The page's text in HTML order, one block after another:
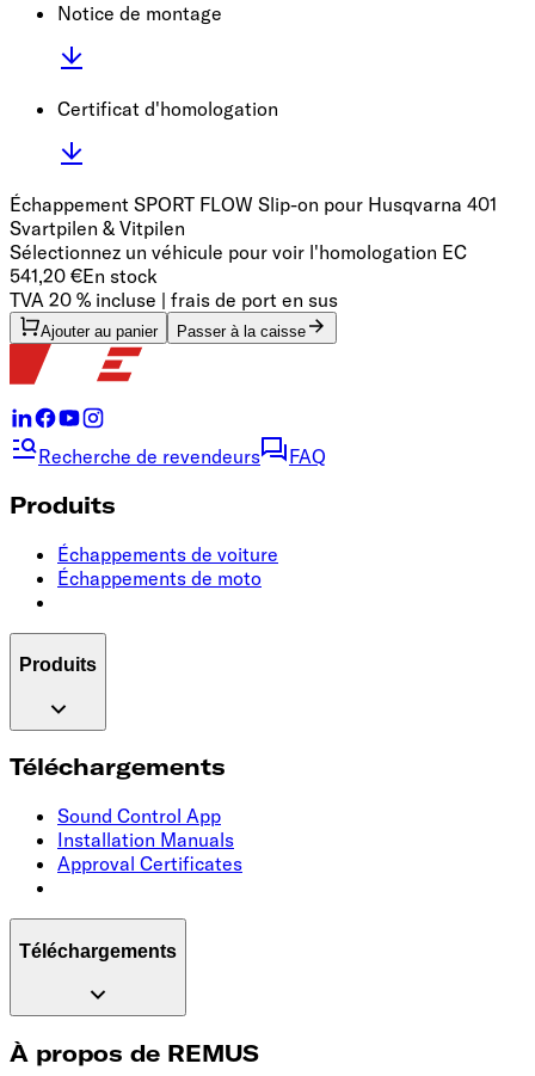
Notice de montage
Certificat d'homologation
Échappement SPORT FLOW Slip-on pour Husqvarna 401
Svartpilen & Vitpilen
Sélectionnez un véhicule pour voir l'homologation EC
541,20 €En stock
TVA 20 % incluse | frais de port en sus
Ajouter au panier Passer à la caisse
Recherche de revendeurs FAQ
Produits
Échappements de voiture
Échappements de moto
Produits
Téléchargements
Sound Control App
Installation Manuals
Approval Certificates
Téléchargements
À propos de REMUS